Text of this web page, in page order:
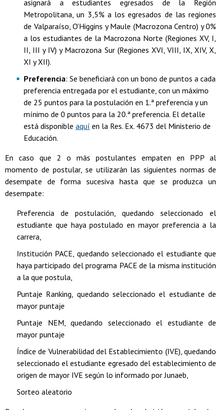
asignará a estudiantes egresados de la Región
Metropolitana, un 3,5% a los egresados de las regiones
de Valparaíso, O'Higgins y Maule (Macrozona Centro) y 0%
a los estudiantes de la Macrozona Norte (Regiones XV, I,
II, III y IV) y Macrozona Sur (Regiones XVI, VIII, IX, XIV, X,
XI y XII).
Preferencia: Se beneficiará con un bono de puntos a cada
preferencia entregada por el estudiante, con un máximo
de 25 puntos para la postulación en 1.ª preferencia y un
mínimo de 0 puntos para la 20.ª preferencia. El detalle
está disponible aquí en la Res. Ex. 4673 del Ministerio de
Educación.
En caso que 2 o más postulantes empaten en PPP al
momento de postular, se utilizarán las siguientes normas de
desempate de forma sucesiva hasta que se produzca un
desempate:
Preferencia de postulación, quedando seleccionado el
estudiante que haya postulado en mayor preferencia a la
carrera,
Institución PACE, quedando seleccionado el estudiante que
haya participado del programa PACE de la misma institución
a la que postula,
Puntaje Ranking, quedando seleccionado el estudiante de
mayor puntaje
Puntaje NEM, quedando seleccionado el estudiante de
mayor puntaje
Índice de Vulnerabilidad del Establecimiento (IVE), quedando
seleccionado el estudiante egresado del establecimiento de
origen de mayor IVE según lo informado por Junaeb,
Sorteo aleatorio